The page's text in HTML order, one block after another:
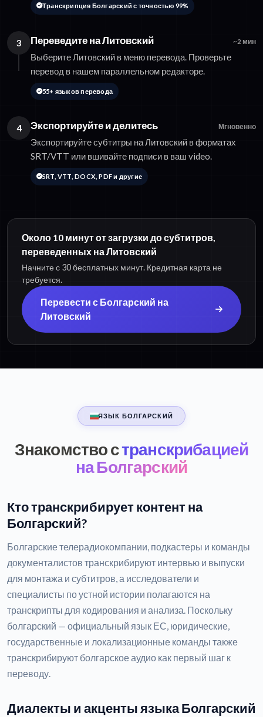
Транскрипция Болгарский с точностью 99%
3 Переведите на Литовский ~2 мин
Выберите Литовский в меню перевода. Проверьте
перевод в нашем параллельном редакторе.
55+ языков перевода
4 Экспортируйте и делитесь Мгновенно
Экспортируйте субтитры на Литовский в форматах
SRT/VTT или вшивайте подписи в ваш video.
SRT, VTT, DOCX, PDF и другие
Около 10 минут от загрузки до субтитров,
переведенных на Литовский
Начните с 30 бесплатных минут. Кредитная карта не
требуется.
Перевести с Болгарский на
Литовский
ЯЗЫК БОЛГАРСКИЙ
Знакомство странскрибацией
на Болгарский
Кто транскрибирует контент на
Болгарский?
Болгарские телерадиокомпании, подкастеры и команды
документалистов транскрибируют интервью и выпуски
для монтажа и субтитров, а исследователи и
специалисты по устной истории полагаются на
транскрипты для кодирования и анализа. Поскольку
болгарский — официальный язык ЕС, юридические,
государственные и локализационные команды также
транскрибируют болгарское аудио как первый шаг к
переводу.
Диалекты и акценты языка Болгарский